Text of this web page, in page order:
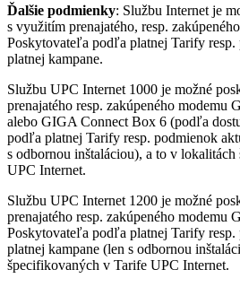
Ďalšie podmienky: Službu Internet je
s využitím prenajatého, resp.
Poskytovateľa podľa platnej Tarify resp.
platnej kampane.
Službu UPC Internet 1000 je možné
prenajatého resp. zakúpeného modemu
alebo GIGA Connect Box 6 (podľa
podľa platnej Tarify resp. podmienok
s odbornou inštaláciou), a to v
UPC Internet.
Službu UPC Internet 1200 je možné
prenajatého resp. zakúpeného modemu
Poskytovateľa podľa platnej Tarify resp.
platnej kampane (len s odbornou
špecifikovaných v Tarife UPC Internet.